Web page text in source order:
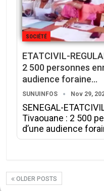
SOCIÉTÉ
ETATCIVIL-
2 500 personnes
audience foraine…
SUNUINFOS Nov 29,
SENEGAL-
Tivaouane : 2 500
d’une audience
OLDER POSTS